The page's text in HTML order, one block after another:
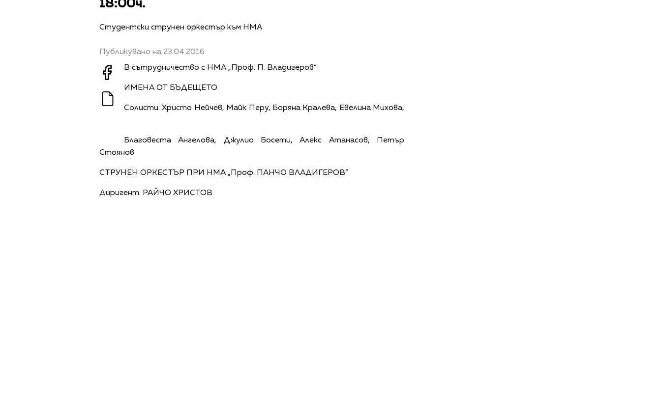
18:00ч.
Студентски струнен оркестър към НМА
Публикувано на 23.04.2016
В сътрудничество с НМА „Проф. П. Владигеров“
ИМЕНА ОТ БЪДЕЩЕТО
Солисти: Христо Нейчев, Майк Перу, Боряна Кралева, Евелина Михова,
Благовеста Ангелова, Джулио Босети, Алекс Атанасов, Петър
Стоянов
СТРУНЕН ОРКЕСТЪР ПРИ НМА „Проф. ПАНЧО ВЛАДИГЕРОВ“
Диригент: РАЙЧО ХРИСТОВ